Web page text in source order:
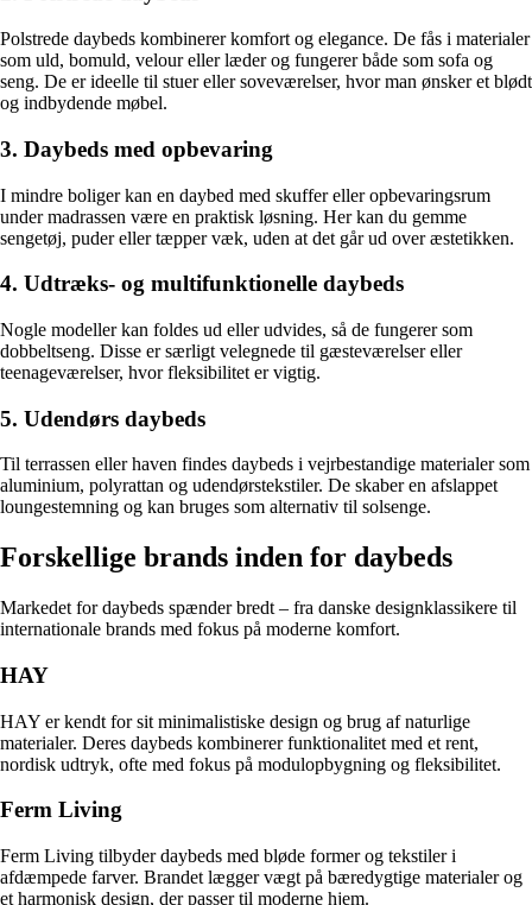
Polstrede daybeds kombinerer komfort og elegance. De fås i materialer
som uld, bomuld, velour eller læder og fungerer både som sofa og
seng. De er ideelle til stuer eller soveværelser, hvor man ønsker et blødt
og indbydende møbel.
3. Daybeds med opbevaring
I mindre boliger kan en daybed med skuffer eller opbevaringsrum
under madrassen være en praktisk løsning. Her kan du gemme
sengetøj, puder eller tæpper væk, uden at det går ud over æstetikken.
4. Udtræks- og multifunktionelle daybeds
Nogle modeller kan foldes ud eller udvides, så de fungerer som
dobbeltseng. Disse er særligt velegnede til gæsteværelser eller
teenageværelser, hvor fleksibilitet er vigtig.
5. Udendørs daybeds
Til terrassen eller haven findes daybeds i vejrbestandige materialer som
aluminium, polyrattan og udendørstekstiler. De skaber en afslappet
loungestemning og kan bruges som alternativ til solsenge.
Forskellige brands inden for daybeds
Markedet for daybeds spænder bredt – fra danske designklassikere til
internationale brands med fokus på moderne komfort.
HAY
HAY er kendt for sit minimalistiske design og brug af naturlige
materialer. Deres daybeds kombinerer funktionalitet med et rent,
nordisk udtryk, ofte med fokus på modulopbygning og fleksibilitet.
Ferm Living
Ferm Living tilbyder daybeds med bløde former og tekstiler i
afdæmpede farver. Brandet lægger vægt på bæredygtige materialer og
et harmonisk design, der passer til moderne hjem.